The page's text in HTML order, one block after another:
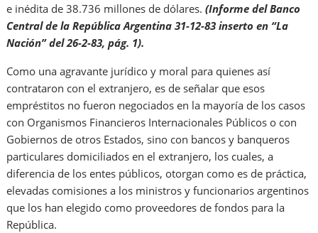
e inédita de 38.736 millones de dólares.(Informe del Banco
Central de la República Argentina 31-12-83 inserto en “La
Nación” del 26-2-83, pág. 1).
Como una agravante jurídico y moral para quienes así
contrataron con el extranjero, es de señalar que esos
empréstitos no fueron negociados en la mayoría de los casos
con Organismos Financieros Internacionales Públicos o con
Gobiernos de otros Estados, sino con bancos y banqueros
particulares domiciliados en el extranjero, los cuales, a
diferencia de los entes públicos, otorgan como es de práctica,
elevadas comisiones a los ministros y funcionarios argentinos
que los han elegido como proveedores de fondos para la
República.